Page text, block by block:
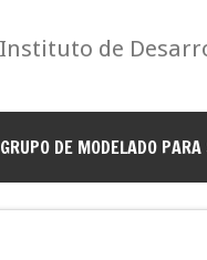
Instituto de
GRUPO DE MODELADO